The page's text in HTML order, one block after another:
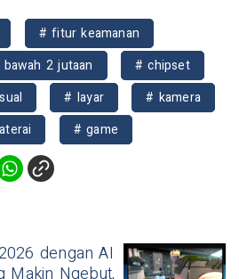
# fitur keamanan
2 jutaan
# chipset
# layar
# kamera
# game
dengan AI